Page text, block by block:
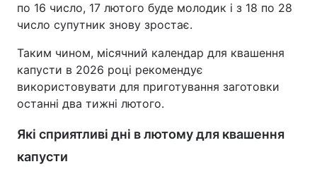
по 16 число, 17 лютого буде молодик і з 18 по 28
число супутник знову зростає.
Таким чином, місячний календар для квашення
капусти в 2026 році рекомендує
використовувати для приготування заготовки
останні два тижні лютого.
Які сприятливі дні в лютому для квашення
капусти